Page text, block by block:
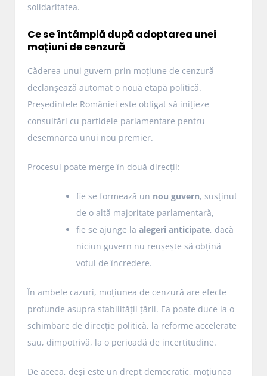
solidaritatea.
Ce se întâmplă după adoptarea unei
moțiuni de cenzură
Căderea unui guvern prin moțiune de cenzură
declanșează automat o nouă etapă politică.
Președintele României este obligat să inițieze
consultări cu partidele parlamentare pentru
desemnarea unui nou premier.
Procesul poate merge în două direcții:
fie se formează un nou guvern, susținut
de o altă majoritate parlamentară,
fie se ajunge laalegeri anticipate, dacă
niciun guvern nu reușește să obțină
votul de încredere.
În ambele cazuri, moțiunea de cenzură are efecte
profunde asupra stabilității țării. Ea poate duce la o
schimbare de direcție politică, la reforme accelerate
sau, dimpotrivă, la o perioadă de incertitudine.
De aceea, deși este un drept democratic, moțiunea